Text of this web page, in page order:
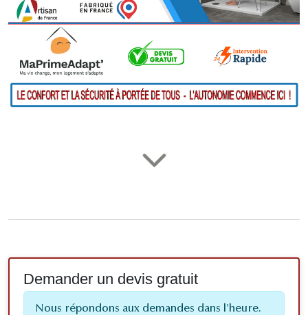
Demander un devis gratuit
Nous répondons aux demandes dans l'heure.